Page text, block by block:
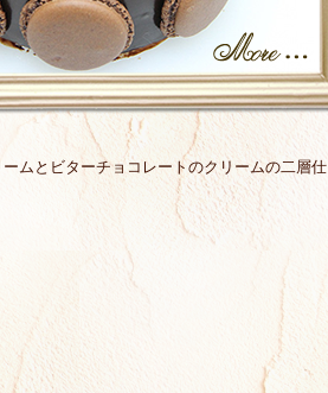
ムとビターチョコレートのクリームの二層仕